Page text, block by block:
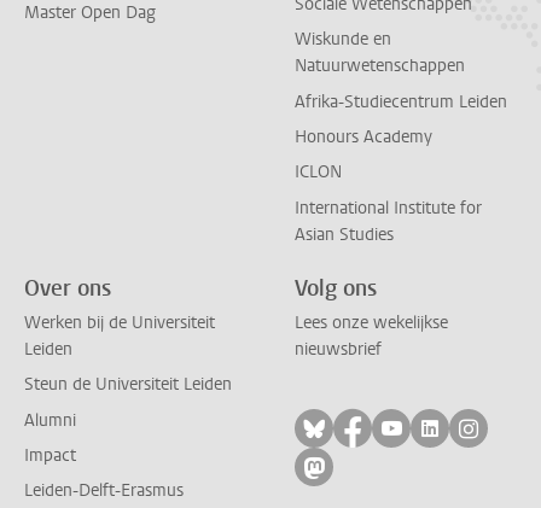
Master Open Dag
Wiskunde en
Natuurwetenschappen
Afrika-Studiecentrum Leiden
Honours Academy
ICLON
International Institute for
Asian Studies
Over ons
Werken bij de Universiteit
Leiden
Steun de Universiteit Leiden
Alumni
Impact
Leiden-Delft-Erasmus
Volg ons
Lees onze wekelijkse
nieuwsbrief
Volg ons op bluesky
Volg ons op
Volg ons op
Volg ons
Volg
Volg ons op mastodon